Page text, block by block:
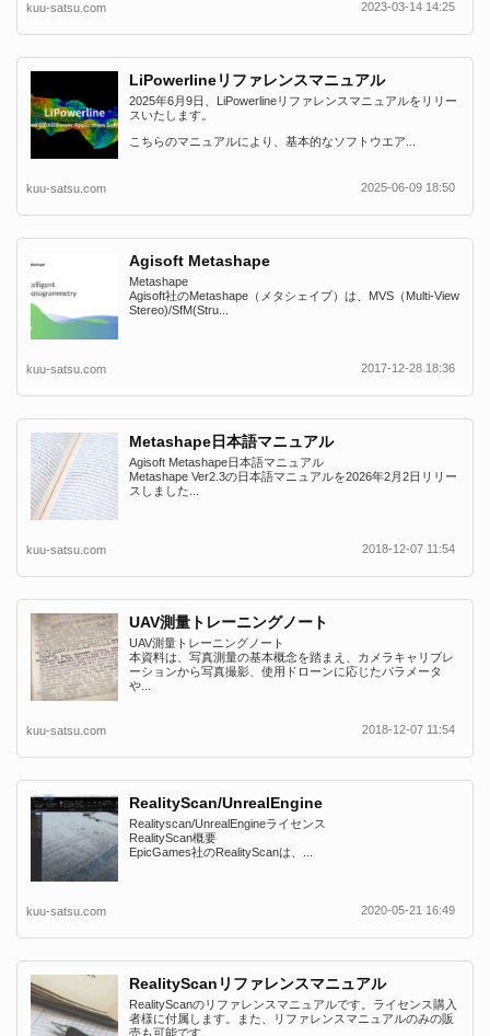
kuu-satsu.com 2023-03-14 14:25
LiPowerlineリファレンスマニュアル
2025年6月9日、LiPowerlineリファレンスマニュアルをリリー
スいたします。
こちらのマニュアルにより、基本的なソフトウエア...
kuu-satsu.com 2025-06-09 18:50
Agisoft Metashape
Metashape
Agisoft社のMetashape（メタシェイプ）は、MVS（Multi-View
Stereo)/SfM(Stru...
kuu-satsu.com 2017-12-28 18:36
Metashape日本語マニュアル
Agisoft Metashape日本語マニュアル
Metashape Ver2.3の日本語マニュアルを2026年2月2日リリー
スしました...
kuu-satsu.com 2018-12-07 11:54
UAV測量トレーニングノート
UAV測量トレーニングノート
本資料は、写真測量の基本概念を踏まえ、カメラキャリブレ
ーションから写真撮影、使用ドローンに応じたパラメータ
や...
kuu-satsu.com 2018-12-07 11:54
RealityScan/UnrealEngine
Realityscan/UnrealEngineライセンス
RealityScan概要
EpicGames社のRealityScanは、...
kuu-satsu.com 2020-05-21 16:49
RealityScanリファレンスマニュアル
RealityScanのリファレンスマニュアルです。ライセンス購入
者様に付属します。また、リファレンスマニュアルのみの販
売も可能です。